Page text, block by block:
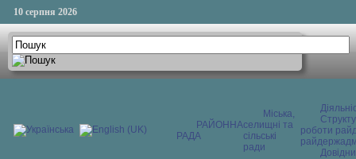
10 серпня 2026
РАЙОННА
РАДА
Міська,
селищні та
сільські
ради
роботи